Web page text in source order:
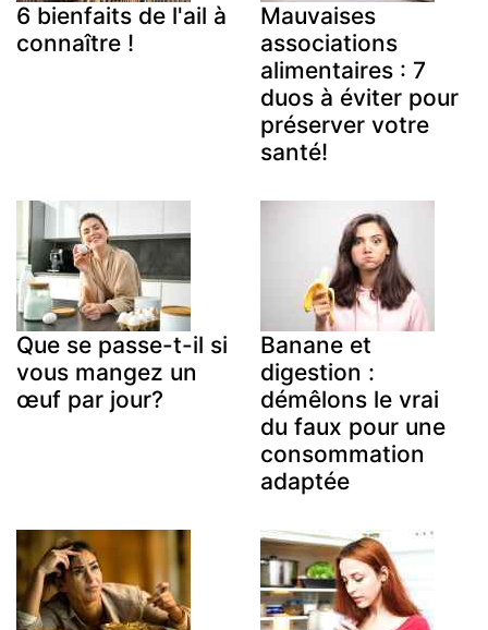
6 bienfaits de l'ail à
connaître !
Mauvaises
associations
alimentaires : 7
duos à éviter pour
préserver votre
santé!
Que se passe-t-il si
vous mangez un
œuf par jour?
Banane et
digestion :
démêlons le vrai
du faux pour une
consommation
adaptée